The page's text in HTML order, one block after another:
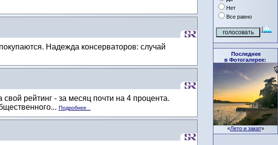
Нет
Все равно
Последнее
в Фотогалерее:
«Лето и закат»
Надежда консерваторов: случай
рейтинг - за месяц почти на 4 процента.
Подробнее...